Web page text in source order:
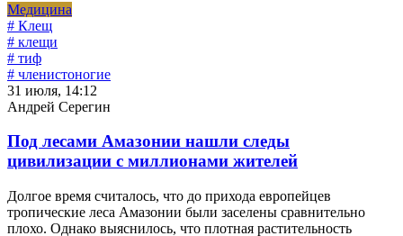
Медицина
# Клещ
# клещи
# тиф
# членистоногие
31 июля, 14:12
Андрей Серегин
Под лесами Амазонии нашли следы
цивилизации с миллионами жителей
Долгое время считалось, что до прихода европейцев
тропические леса Амазонии были заселены сравнительно
плохо. Однако выяснилось, что плотная растительность